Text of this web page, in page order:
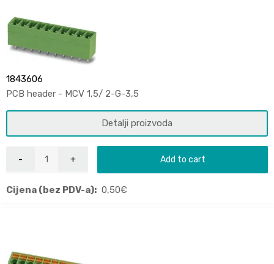
1843606
PCB header - MCV 1,5/ 2-G-3,5
Detalji proizvoda
Add to cart
Cijena (bez PDV-a): 0,50€